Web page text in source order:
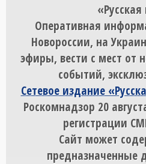
Оперативная
Новороссии, на
эфиры, вести с мест от
событий,
Сетевое издание
Роскомнадзор 20
регистрации
Сайт может
предназначенные